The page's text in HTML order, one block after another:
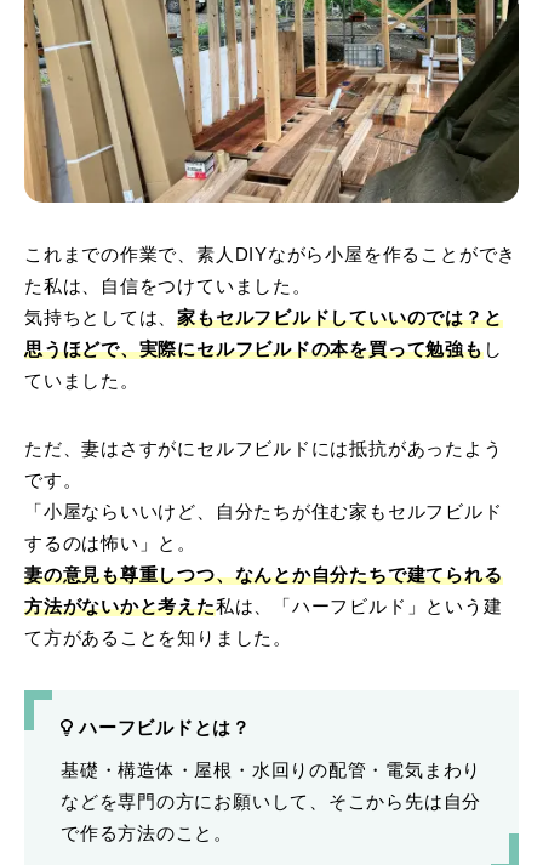
これまでの作業で、素人DIYながら小屋を作ることができ
た私は、自信をつけていました。
気持ちとしては、家もセルフビルドしていいのでは？と
思うほどで、実際にセルフビルドの本を買って勉強もし
ていました。
ただ、妻はさすがにセルフビルドには抵抗があったよう
です。
「小屋ならいいけど、自分たちが住む家もセルフビルド
するのは怖い」と。
妻の意見も尊重しつつ、なんとか自分たちで建てられる
方法がないかと考えた私は、「ハーフビルド」という建
て方があることを知りました。
ハーフビルドとは？
基礎・構造体・屋根・水回りの配管・電気まわり
などを専門の方にお願いして、そこから先は自分
で作る方法のこと。